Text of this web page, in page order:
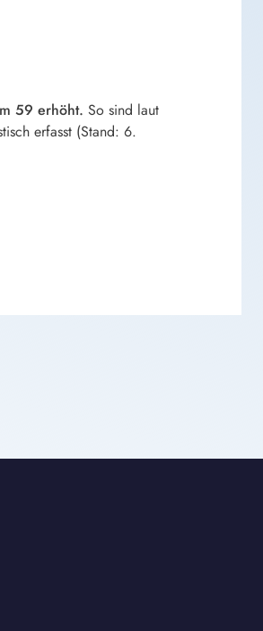
59 erhöht. So sind laut
erfasst (Stand: 6.